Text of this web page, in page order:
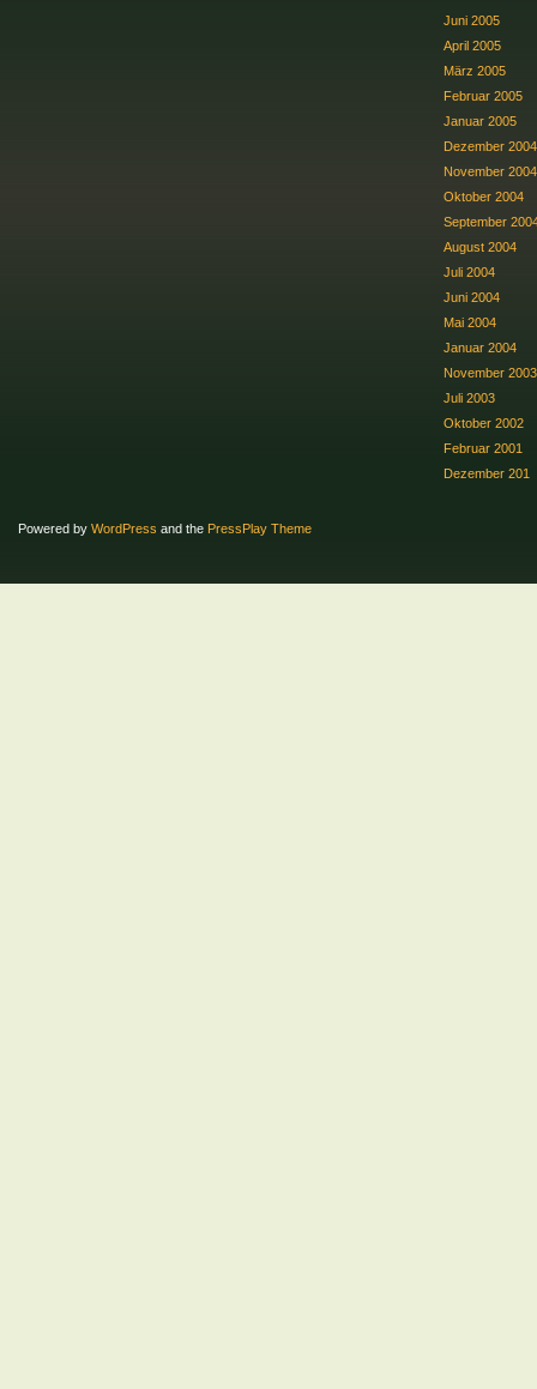
Juni 2005
April 2005
März 2005
Februar 2005
Januar 2005
Dezember 2004
November 2004
Oktober 2004
September
August 2004
Juli 2004
Juni 2004
Mai 2004
Januar 2004
November 2003
Juli 2003
Oktober 2002
Februar 2001
Dezember 201
Powered by WordPress and the PressPlay Theme